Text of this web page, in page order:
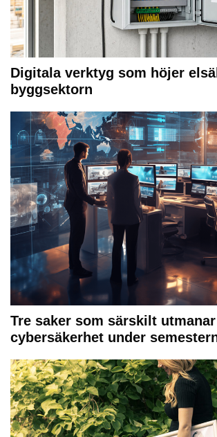
Digitala verktyg som höjer
byggsektorn
Tre saker som särskilt
cybersäkerhet under